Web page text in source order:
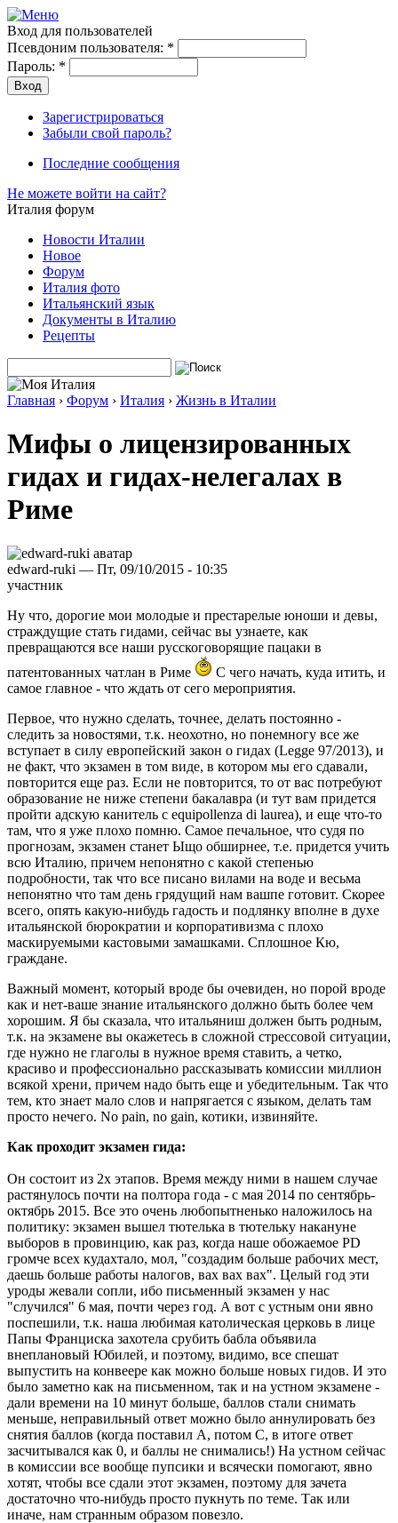
Вход для пользователей
Псевдоним пользователя: *
Пароль: *
Зарегистрироваться
Забыли свой пароль?
Последние сообщения
Не можете войти на сайт?
Италия форум
Новости Италии
Новое
Форум
Италия фото
Итальянский язык
Документы в Италию
Рецепты
Главная › Форум › Италия › Жизнь в Италии
Мифы о лицензированных
гидах и гидах-нелегалах в
Риме
edward-ruki — Пт, 09/10/2015 - 10:35
участник
Ну что, дорогие мои молодые и престарелые юноши и девы,
страждущие стать гидами, сейчас вы узнаете, как
превращаются все наши русскоговорящие пацаки в
патентованных чатлан в Риме
С чего начать, куда итить, и
самое главное - что ждать от сего мероприятия.
Первое, что нужно сделать, точнее, делать постоянно -
следить за новостями, т.к. неохотно, но понемногу все же
вступает в силу европейский закон о гидах (Legge 97/2013), и
не факт, что экзамен в том виде, в котором мы его сдавали,
повторится еще раз. Если не повторится, то от вас потребуют
образование не ниже степени бакалавра (и тут вам придется
пройти адскую канитель с equipollenza di laurea), и еще что-то
там, что я уже плохо помню. Самое печальное, что судя по
прогнозам, экзамен станет Ыщо обширнее, т.е. придется учить
всю Италию, причем непонятно с какой степенью
подробности, так что все писано вилами на воде и весьма
непонятно что там день грядущий нам вашпе готовит. Скорее
всего, опять какую-нибудь гадость и подлянку вполне в духе
итальянской бюрократии и корпоративизма с плохо
маскируемыми кастовыми замашками. Сплошное Кю,
граждане.
Важный момент, который вроде бы очевиден, но порой вроде
как и нет-ваше знание итальянского должно быть более чем
хорошим. Я бы сказала, что итальяниш должен быть родным,
т.к. на экзамене вы окажетесь в сложной стрессовой ситуации,
где нужно не глаголы в нужное время ставить, а четко,
красиво и профессионально рассказывать комиссии миллион
всякой хрени, причем надо быть еще и убедительным. Так что
тем, кто знает мало слов и напрягается с языком, делать там
просто нечего. No pain, no gain, котики, извиняйте.
Как проходит экзамен гида:
Он состоит из 2х этапов. Время между ними в нашем случае
растянулось почти на полтора года - с мая 2014 по сентябрь-
октябрь 2015. Все это очень любопытненько наложилось на
политику: экзамен вышел тютелька в тютельку накануне
выборов в провинцию, как раз, когда наше обожаемое PD
громче всех кудахтало, мол, "создадим больше рабочих мест,
даешь больше работы налогов, вах вах вах". Целый год эти
уроды жевали сопли, ибо письменный экзамен у нас
"случился" 6 мая, почти через год. А вот с устным они явно
поспешили, т.к. наша любимая католическая церковь в лице
Папы Франциска захотела срубить бабла объявила
внеплановый Юбилей, и поэтому, видимо, все спешат
выпустить на конвеере как можно больше новых гидов. И это
было заметно как на письменном, так и на устном экзамене -
дали времени на 10 минут больше, баллов стали снимать
меньше, неправильный ответ можно было аннулировать без
снятия баллов (когда поставил А, потом С, в итоге ответ
засчитывался как 0, и баллы не снимались!) На устном сейчас
в комиссии все вообще пупсики и всячески помогают, явно
хотят, чтобы все сдали этот экзамен, поэтому для зачета
достаточно что-нибудь просто пукнуть по теме. Так или
иначе, нам странным образом повезло.